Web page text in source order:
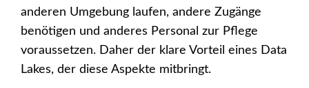
anderen Umgebung laufen, andere Zugänge
benötigen und anderes Personal zur Pflege
voraussetzen. Daher der klare Vorteil eines Data
Lakes, der diese Aspekte mitbringt.